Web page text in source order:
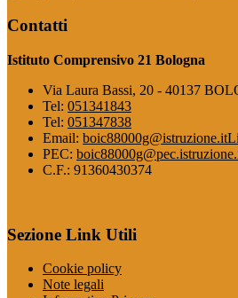
Contatti
Istituto Comprensivo 21 Bologna
Via Laura Bassi, 20 - 40137
Tel: 051341843
Tel: 051347838
Email: boic88000g@istruzione.it
PEC:
C.F.: 91360430374
Sezione Link Utili
Cookie policy
Note legali